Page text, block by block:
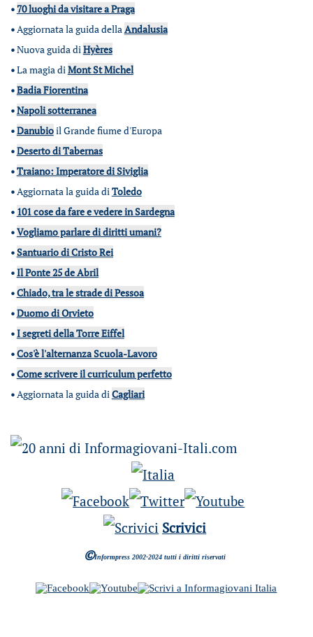
• 70 luoghi da visitare a Praga
•Aggiornata la guida dellaAndalusia
•Nuova guida diHyères
•La magia diMont St Michel
•Badia Fiorentina
•Napoli sotterranea
•Danubioil Grande fiume d'Europa
•Deserto di Tabernas
•Traiano: Imperatore di Siviglia
•Aggiornata la guida diToledo
• 101 cose da fare e vedere in Sardegna
•Vogliamo parlare di diritti umani?
•Santuario di Cristo Rei
•Il Ponte 25 de Abril
•Chiado, tra le strade di Pessoa
•Duomo di Orvieto
•I segreti della Torre Eiffel
•Cos'è l'alternanza Scuola-Lavoro
•Come scrivere il curriculum perfetto
•Aggiornata la guida diCagliari
Scrivici
©Informpress 2002-2024 tutti i diritti riservati